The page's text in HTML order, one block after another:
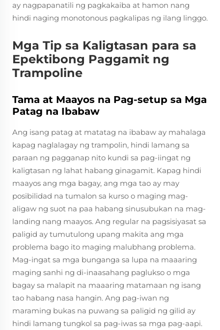
ay nagpapanatili ng pagkakaiba at hamon nang
hindi naging monotonous pagkalipas ng ilang linggo.
Mga Tip sa Kaligtasan para sa
Epektibong Paggamit ng
Trampoline
Tama at Maayos na Pag-setup sa Mga
Patag na Ibabaw
Ang isang patag at matatag na ibabaw ay mahalaga
kapag naglalagay ng trampolin, hindi lamang sa
paraan ng pagganap nito kundi sa pag-iingat ng
kaligtasan ng lahat habang ginagamit. Kapag hindi
maayos ang mga bagay, ang mga tao ay may
posibilidad na tumalon sa kurso o maging mag-
aligaw ng suot na paa habang sinusubukan na mag-
landing nang maayos. Ang regular na pagsisiyasat sa
paligid ay tumutulong upang makita ang mga
problema bago ito maging malubhang problema.
Mag-ingat sa mga bunganga sa lupa na maaaring
maging sanhi ng di-inaasahang paglukso o mga
bagay sa malapit na maaaring matamaan ng isang
tao habang nasa hangin. Ang pag-iwan ng
maraming bukas na puwang sa paligid ng gilid ay
hindi lamang tungkol sa pag-iwas sa mga pag-aapi.